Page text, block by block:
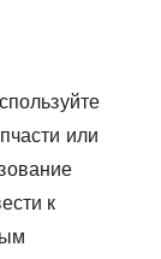
или
к